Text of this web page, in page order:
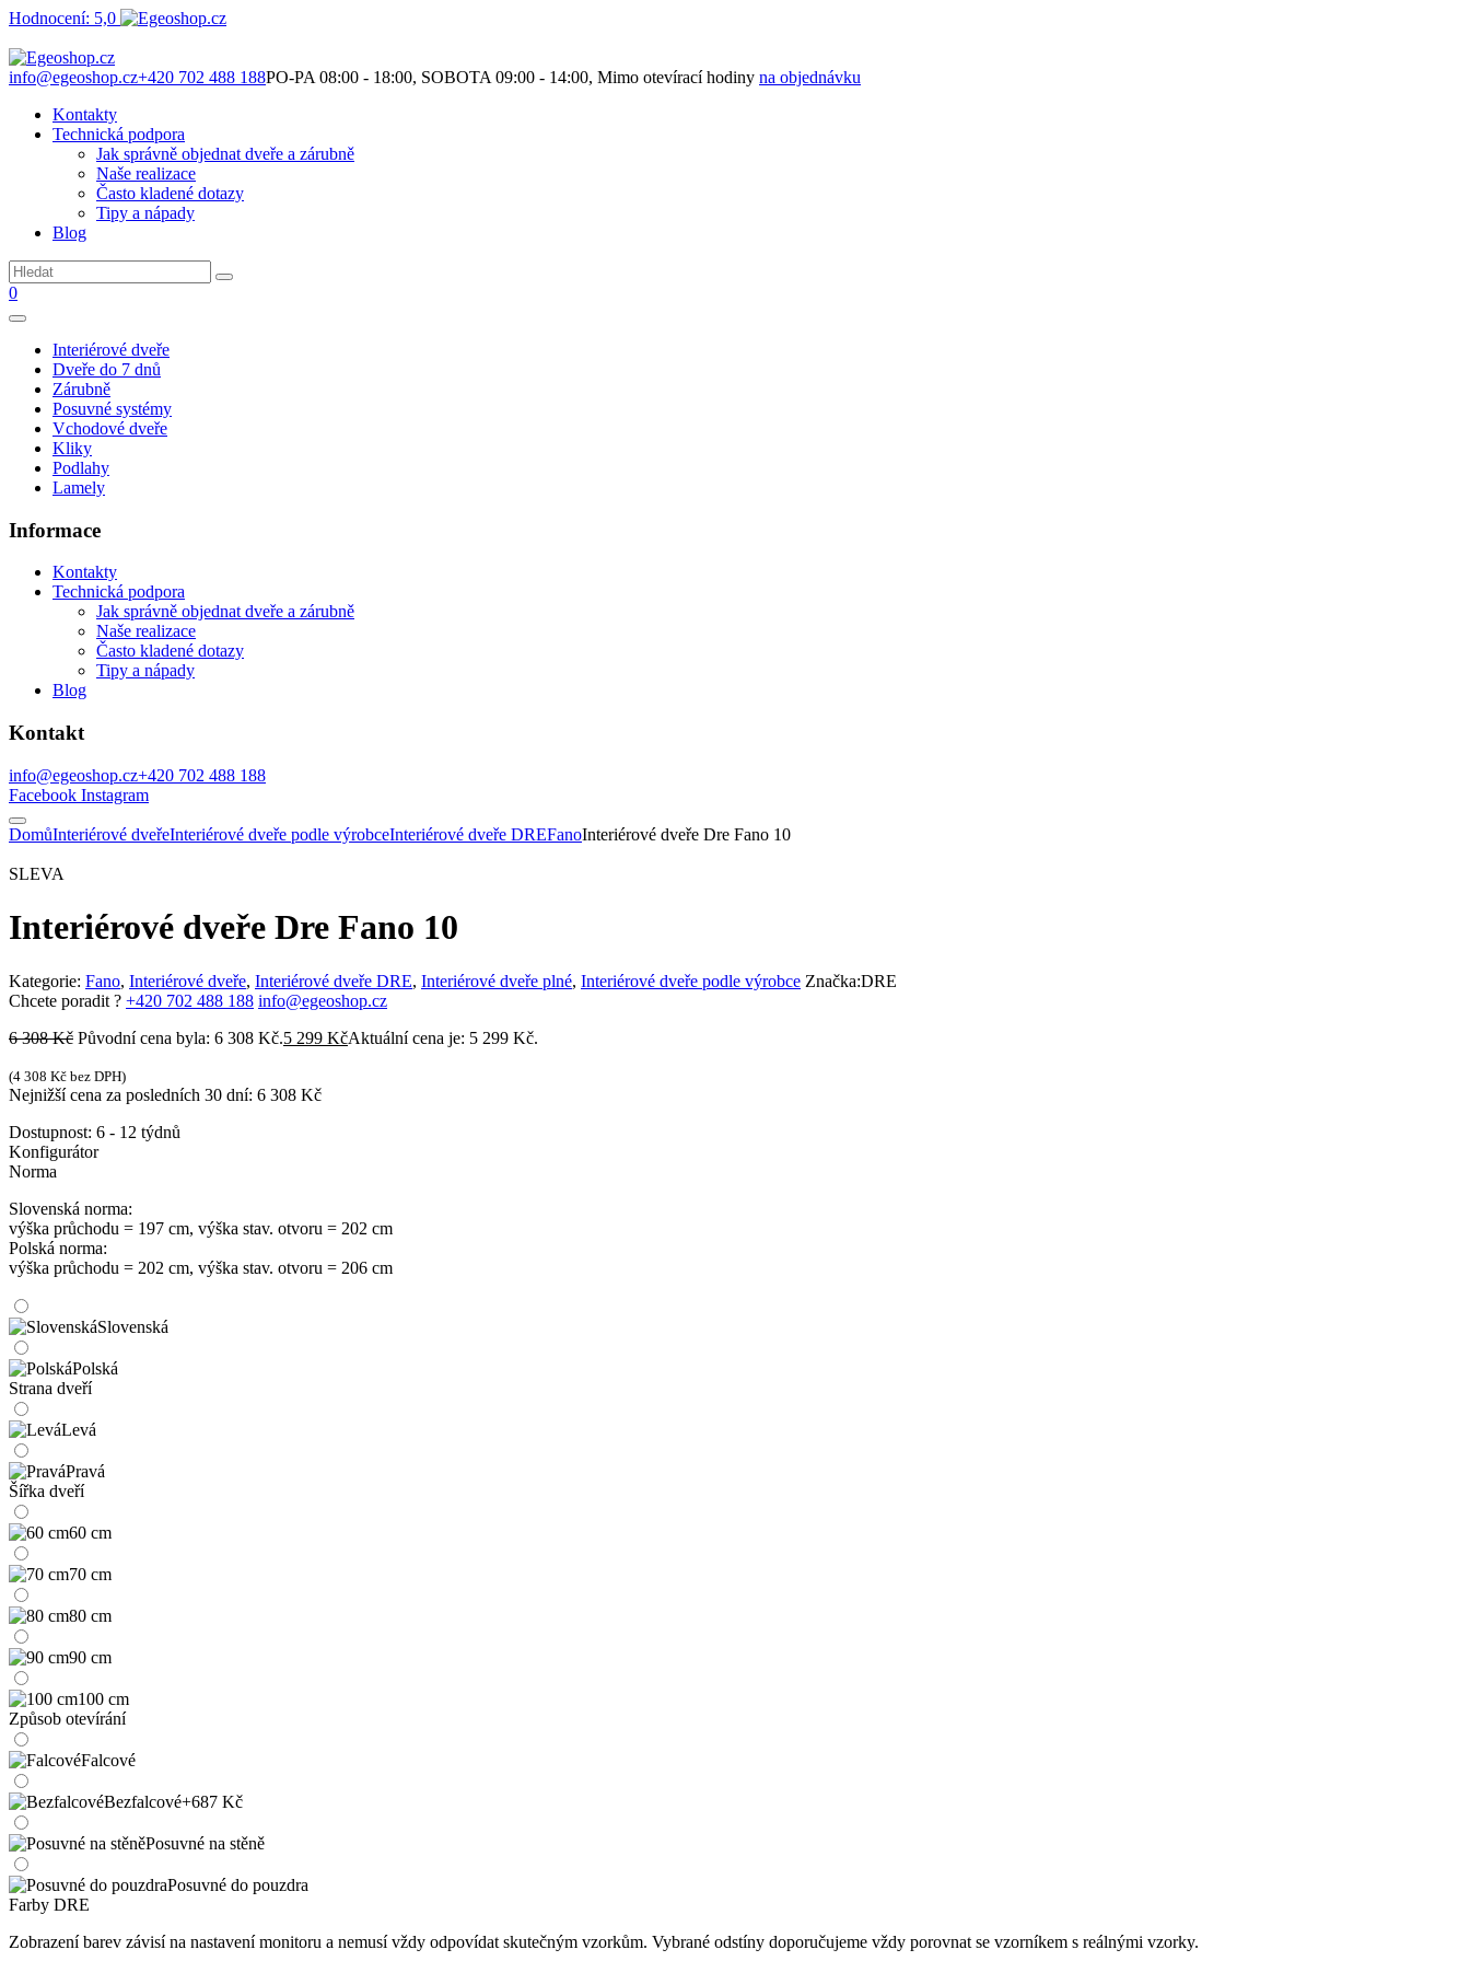
Hodnocení: 5,0
info@egeoshop.cz+420 702 488 188PO-PA 08:00 - 18:00, SOBOTA 09:00 - 14:00, Mimo otevírací hodiny na objednávku
Kontakty
Technická podpora
Jak správně objednat dveře a zárubně
Naše realizace
Často kladené dotazy
Tipy a nápady
Blog
0
Interiérové dveře
Dveře do 7 dnů
Zárubně
Posuvné systémy
Vchodové dveře
Kliky
Podlahy
Lamely
Informace
Kontakty
Technická podpora
Jak správně objednat dveře a zárubně
Naše realizace
Často kladené dotazy
Tipy a nápady
Blog
Kontakt
info@egeoshop.cz+420 702 488 188
Facebook Instagram
DomůInteriérové dveřeInteriérové dveře podle výrobceInteriérové dveře DREFanoInteriérové dveře Dre Fano 10
SLEVA
Interiérové dveře Dre Fano 10
Kategorie: Fano, Interiérové dveře, Interiérové dveře DRE, Interiérové dveře plné, Interiérové dveře podle výrobce Značka:DRE
Chcete poradit ? +420 702 488 188 info@egeoshop.cz
6 308Kč Původní cena byla: 6 308 Kč.5 299 KčAktuální cena je: 5 299 Kč.
(4 308 Kč bez DPH)
Nejnižší cena za posledních 30 dní: 6 308 Kč
Dostupnost: 6 - 12 týdnů
Konfigurátor
Norma
Slovenská norma:
výška průchodu = 197 cm, výška stav. otvoru = 202 cm
Polská norma:
výška průchodu = 202 cm, výška stav. otvoru = 206 cm
Slovenská
Polská
Strana dveří
Levá
Pravá
Šířka dveří
60 cm
70 cm
80 cm
90 cm
100 cm
Způsob otevírání
Falcové
Bezfalcové+687 Kč
Posuvné na stěně
Posuvné do pouzdra
Farby DRE
Zobrazení barev závisí na nastavení monitoru a nemusí vždy odpovídat skutečným vzorkům. Vybrané odstíny doporučujeme vždy porovnat se vzorníkem s reálnými vzorky.